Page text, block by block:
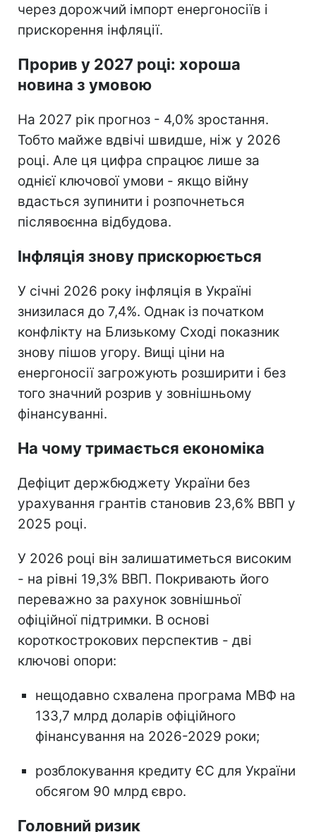
через дорожчий імпорт енергоносіїв і
прискорення інфляції.
Прорив у 2027 році: хороша
новина з умовою
На 2027 рік прогноз - 4,0% зростання.
Тобто майже вдвічі швидше, ніж у 2026
році. Але ця цифра спрацює лише за
однієї ключової умови - якщо війну
вдасться зупинити і розпочнеться
післявоєнна відбудова.
Інфляція знову прискорюється
У січні 2026 року інфляція в Україні
знизилася до 7,4%. Однак із початком
конфлікту на Близькому Сході показник
знову пішов угору. Вищі ціни на
енергоносії загрожують розширити і без
того значний розрив у зовнішньому
фінансуванні.
На чому тримається економіка
Дефіцит держбюджету України без
урахування грантів становив 23,6% ВВП у
2025 році.
У 2026 році він залишатиметься високим
- на рівні 19,3% ВВП. Покривають його
переважно за рахунок зовнішньої
офіційної підтримки. В основі
короткострокових перспектив - дві
ключові опори:
нещодавно схвалена програма МВФ на
133,7 млрд доларів офіційного
фінансування на 2026-2029 роки;
розблокування кредиту ЄС для України
обсягом 90 млрд євро.
Головний ризик